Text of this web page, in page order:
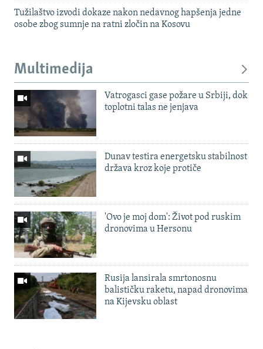
Tužilaštvo izvodi dokaze nakon nedavnog hapšenja jedne
osobe zbog sumnje na ratni zločin na Kosovu
Multimedija
Vatrogasci gase požare u Srbiji, dok
toplotni talas ne jenjava
Dunav testira energetsku stabilnost
država kroz koje protiče
'Ovo je moj dom': Život pod ruskim
dronovima u Hersonu
Rusija lansirala smrtonosnu
balističku raketu, napad dronovima
na Kijevsku oblast